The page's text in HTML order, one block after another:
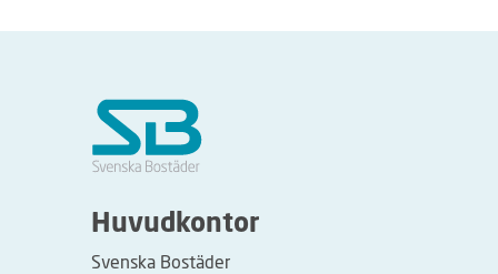
Huvudkontor
Svenska Bostäder